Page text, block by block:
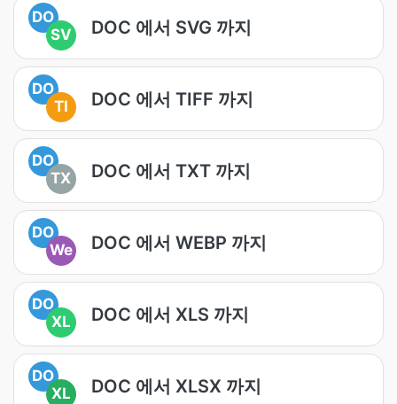
DO
SV
DOC 에서 SVG 까지
DO
TI
DOC 에서 TIFF 까지
DO
TX
DOC 에서 TXT 까지
DO
We
DOC 에서 WEBP 까지
DO
XL
DOC 에서 XLS 까지
DO
XL
DOC 에서 XLSX 까지